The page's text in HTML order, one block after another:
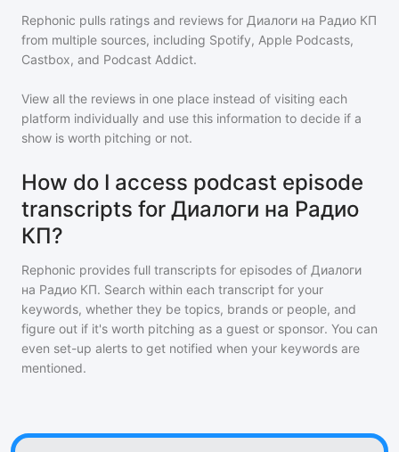
Rephonic pulls ratings and reviews for Диалоги на Радио КП
from multiple sources, including Spotify, Apple Podcasts,
Castbox, and Podcast Addict.
View all the reviews in one place instead of visiting each
platform individually and use this information to decide if a
show is worth pitching or not.
How do I access podcast episode
transcripts for Диалоги на Радио
КП?
Rephonic provides full transcripts for episodes of Диалоги
на Радио КП. Search within each transcript for your
keywords, whether they be topics, brands or people, and
figure out if it's worth pitching as a guest or sponsor. You can
even set-up alerts to get notified when your keywords are
mentioned.